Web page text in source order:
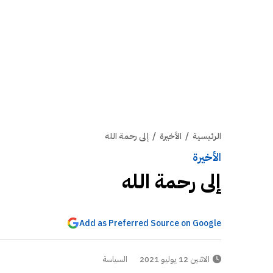
الرئيسية / الأخيرة / إلى رحمة الله
الأخيرة
إلى رحمة الله
Add as Preferred Source on Google
الاثنين 12 يوليو 2021 السياسة